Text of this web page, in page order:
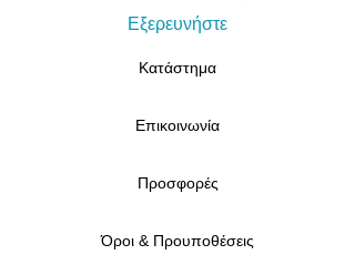
Εξερευνήστε
Κατάστημα
Επικοινωνία
Προσφορές
Όροι & Προυποθέσεις